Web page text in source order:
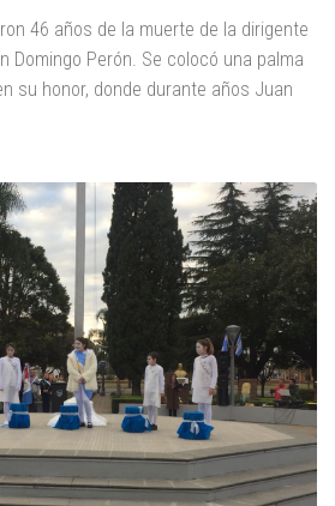
46 años de la muerte de la dirigente
Domingo Perón. Se colocó una palma
su honor, donde durante años Juan